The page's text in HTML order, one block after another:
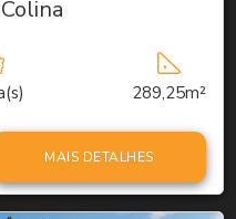
289,25m²
MAIS DETALHES